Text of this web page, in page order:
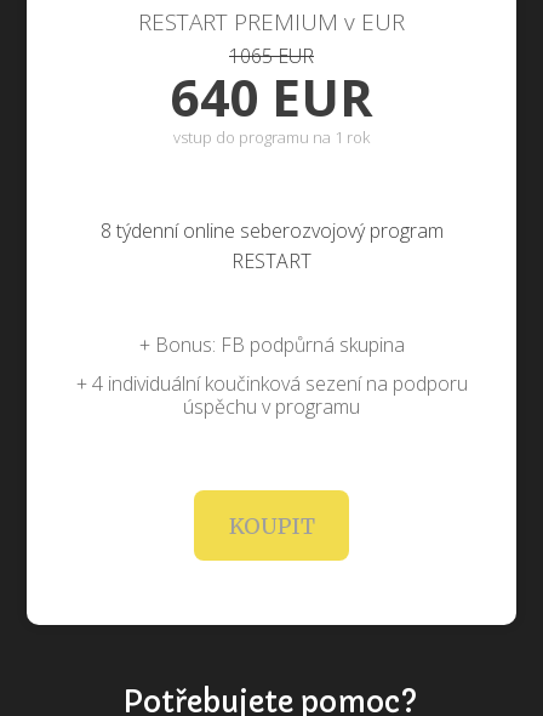
RESTART PREMIUM v EUR
1065 EUR
640 EUR
vstup do programu na 1 rok
8 týdenní online seberozvojový program
RESTART
+ Bonus: FB podpůrná skupina
+ 4 individuální koučinková sezení na podporu
úspěchu v programu
KOUPIT
Potřebujete pomoc?